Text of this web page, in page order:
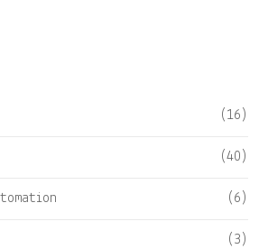
(16)
(40)
(6)
(3)